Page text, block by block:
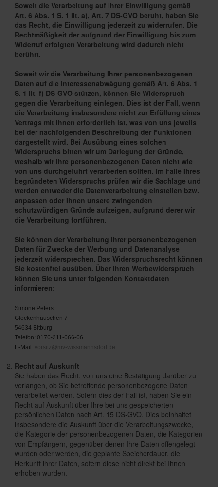
Soweit die Verarbeitung auf Ihrer Einwilligung gemäß
Art. 6 Abs. 1 S. 1 lit. a), Art. 7 DS-GVO beruht, haben Sie
das Recht, die Einwilligung jederzeit zu widerrufen. Die
Rechtmäßigkeit der aufgrund der Einwilligung bis zum
Widerruf erfolgten Verarbeitung wird dadurch nicht
berührt.
Soweit wir die Verarbeitung Ihrer personenbezogenen
Daten auf die Interessenabwägung gemäß Art. 6 Abs. 1
S. 1 lit. f) DS-GVO stützen, können Sie Widerspruch
gegen die Verarbeitung einlegen. Dies ist der Fall, wenn
die Verarbeitung insbesondere nicht zur Erfüllung eines
Vertrags mit Ihnen erforderlich ist, was von uns jeweils
bei der nachfolgenden Beschreibung der Funktionen
dargestellt wird. Bei Ausübung eines solchen
Widerspruchs bitten wir um Darlegung der Gründe,
weshalb wir Ihre personenbezogenen Daten nicht wie
von uns durchgeführt verarbeiten sollten. Im Falle Ihres
begründeten Widerspruchs prüfen wir die Sachlage und
werden entweder die Datenverarbeitung einstellen bzw.
anpassen oder Ihnen unsere zwingenden
schutzwürdigen Gründe aufzeigen, aufgrund derer wir
die Verarbeitung fortführen.
Sie können der Verarbeitung Ihrer personenbezogenen
Daten für Zwecke der Werbung und Datenanalyse
jederzeit widersprechen. Das Widerspruchsrecht können
Sie kostenfrei ausüben. Über Ihren Werbewiderspruch
können Sie uns unter folgenden Kontaktdaten
informieren:
Simone Peters
Glockenhäuschen 7
54634 Bitburg
Telefon: 0176-211-666-66
E-Mail: vorsitz@mv-wissmannsdorf.de
Recht auf Auskunft
Sie haben das Recht, von uns eine Bestätigung darüber zu
verlangen, ob Sie betreffende personenbezogene Daten
verarbeitet werden. Sofern dies der Fall ist, haben Sie ein
Recht auf Auskunft über Ihre bei uns gespeicherten
persönlichen Daten nach Art. 15 DS-GVO. Dies beinhaltet
insbesondere die Auskunft über die Verarbeitungszwecke,
die Kategorie der personenbezogenen Daten, die Kategorien
von Empfängern, gegenüber denen Ihre Daten offengelegt
wurden oder werden, die geplante Speicherdauer, die
Herkunft ihrer Daten, sofern diese nicht direkt bei Ihnen
erhoben wurden.